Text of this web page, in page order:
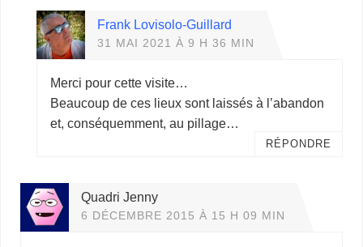
Frank Lovisolo-Guillard
31 MAI 2021 À 9 H 36 MIN
Merci pour cette visite…
Beaucoup de ces lieux sont laissés à l’abandon
et, conséquemment, au pillage…
RÉPONDRE
Quadri Jenny
6 DÉCEMBRE 2015 À 15 H 09 MIN